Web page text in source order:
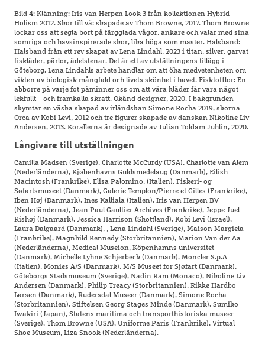
Bild 4: Klänning: Iris van Herpen Look 3 från kollektionen Hybrid
Holism 2012. Skor till vä: skapade av Thom Browne, 2017. Thom Browne
lockar oss att segla bort på färgglada vågor, ankare och valar med sina
somriga och havsinspirerade skor, lika höga som master. Halsband:
Halsband från ett rev skapat av Lena Lindahl, 2023 i titan, silver, garvat
fiskläder, pärlor, ädelstenar. Det är ett av utställningens tillägg i
Göteborg. Lena Lindahls arbete handlar om att öka medvetenheten om
vikten av biologisk mångfald och livets skönhet i havet. Fisktofflor: En
abborre på varje fot påminner oss om att våra kläder får vara något
lekfullt – och framkalla skratt. Okänd designer, 2020. I bakgrunden
skymtar en väska skapad av irländskan Simone Rocha 2019, skorna
Orca av Kobi Levi, 2012 och tre figurer skapade av danskan Nikoline Liv
Andersen, 2013. Korallerna är designade av Julian Toldam Juhlin, 2020.
Långivare till utställningen
Camilla Madsen (Sverige), Charlotte McCurdy (USA), Charlotte van Alem
(Nederländerna), Kjøbenhavns Guldsmedelaug (Danmark), Eilish
Macintosh (Frankrike), Elisa Palomino, (Italien), Fiskeri- og
Søfartsmuseet (Danmark), Galerie Templon/Pierre et Gilles (Frankrike),
Iben Høj (Danmark), Ines Kalliala (Italien), Iris van Herpen BV
(Nederländerna), Jean Paul Gaultier Archives (Frankrike), Jeppe Juel
Rishøj (Danmark), Jessica Harrison (Skottland), Kobi Levi (Israel),
Laura Dalgaard (Danmark), , Lena Lindahl (Sverige), Maison Margiela
(Frankrike), Magnhild Kennedy (Storbritannien), Marion Van der Aa
(Nederländerna), Medical Museion, Köpenhamns universitet
(Danmark), Michelle Lyhne Schjerbeck (Danmark), Moncler S.p.A
(Italien), Monies A/S (Danmark), M/S Museet for Sjøfart (Danmark),
Göteborgs Stadsmuseum (Sverige), Nadin Ram (Monaco), Nikoline Liv
Andersen (Danmark), Philip Treacy (Storbritannien), Rikke Hardbo
Larsen (Danmark), Rudersdal Museer (Danmark), Simone Rocha
(Storbritannien), Stiftelsen Georg Stages Minde (Danmark), Sumiko
Iwakiri (Japan), Statens maritima och transporthistoriska museer
(Sverige), Thom Browne (USA), Uniforme Paris (Frankrike), Virtual
Shoe Museum, Liza Snook (Nederländerna).